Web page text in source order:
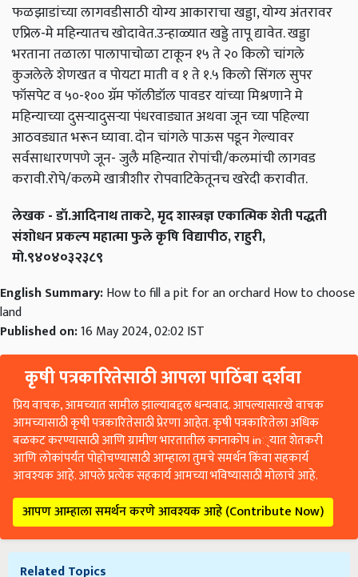
फळझाडांच्या लागवडीसाठी योग्य आकाराचा खड्डा, योग्य अंतरावर
एप्रिल-मे महिन्यातच खोदावेत.उन्हाळ्यात खड्डे तापू द्यावेत. खड्डा
भरताना तळाला पालापाचोळा टाकून १५ ते २० किलो चांगले
कुजलेले शेणखत व पोयटा माती व १ ते १.५ किलो सिंगल सुपर
फॉसपेट व ५०-१०० ग्रॅम फॉलीडॉल पावडर यांच्या मिश्रणाने मे
महिन्याच्या दुसऱ्यादुसऱ्या पंधरवाड्यात अथवा जून च्या पहिल्या
आठवड्यात भरून घ्यावा. दोन चांगले पाऊस पडून गेल्यावर
सर्वसाधारणपणे जून- जुलै महिन्यात रोपांची/कलमांची लागवड
करावी.रोपे/कलमे खात्रीशीर रोपवाटिकेतूनच खरेदी करावीत.
लेखक - डॉ.आदिनाथ ताकटे, मृद शास्त्रज्ञ एकात्मिक शेती पद्धती
संशोधन प्रकल्प महात्मा फुले कृषि विद्यापीठ, राहुरी,
मो.९४०४०३२३८९
English Summary:How to fill a pit for an orchard How to choose
land
Published on:16 May 2024, 02:02 IST
कृषी पत्रकारितेसाठी आपला पाठिंबा दर्शवा
प्रिय वाचक, आमच्यात सामील झाल्याबद्दल धन्यवाद. आपल्यासारखे वाचक
आमच्यासाठी कृषी पत्रकारितेसाठी प्रेरणा आहेत. कृषी पत्रकारितेला अधिक
बळकट करण्यासाठी आणि ग्रामीण भारतातील कानाकोप in्यात शेतकरी
आणि लोकांपर्यंत पोहोचण्यासाठी आम्हाला तुमचे समर्थन किंवा सहकार्य
आवश्यक आहे. आपले प्रत्येक सहकार्य आमच्या भविष्यासाठी मोलाचे आहे.
आपण आम्हाला समर्थन करणे आवश्यक आहे (Contribute Now)
Related Topics